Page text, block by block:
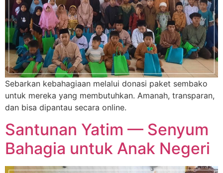
Sebarkan kebahagiaan melalui donasi paket sembako
untuk mereka yang membutuhkan. Amanah, transparan,
dan bisa dipantau secara online.
Santunan Yatim — Senyum
Bahagia untuk Anak Negeri